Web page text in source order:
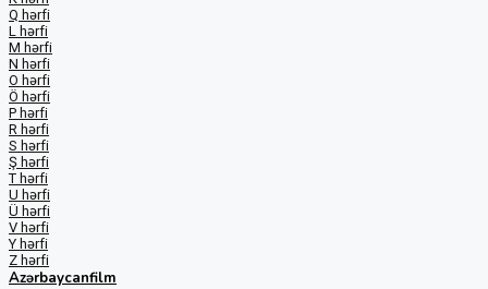
Q hərfi
L hərfi
M hərfi
N hərfi
O hərfi
Ö hərfi
P hərfi
R hərfi
S hərfi
Ş hərfi
T hərfi
U hərfi
Ü hərfi
V hərfi
Y hərfi
Z hərfi
Azərbaycanfilm